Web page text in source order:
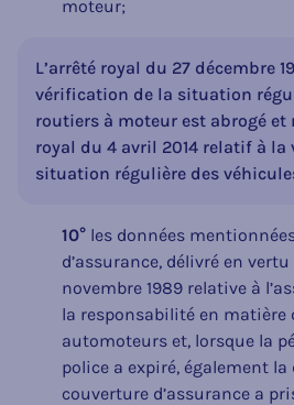
moteur;
L’arrêté royal du 27 décembre
vérification de la situation
routiers à moteur est abrogé et
royal du 4 avril 2014 relatif à
situation régulière des
10° les données
d’assurance, délivré en vertu
novembre 1989 relative à
la responsabilité en matière
automoteurs et, lorsque la
police a expiré, également la
couverture d’assurance a